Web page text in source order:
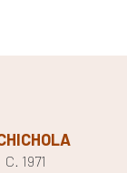
C. 1971